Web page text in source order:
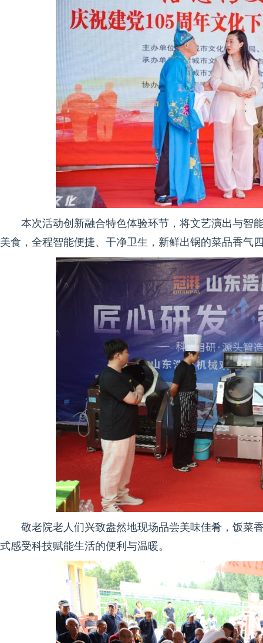
本次活动创新融合特色体验环节，将文艺演出与智
美食，全程智能便捷、干净卫生，新鲜出锅的菜品香气
敬老院老人们兴致盎然地现场品尝美味佳肴，饭菜
式感受科技赋能生活的便利与温暖。